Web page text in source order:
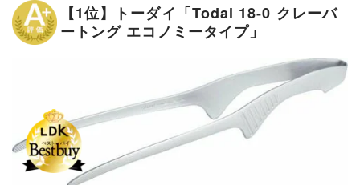
【1位】トーダイ「Todai 18-0 クレーバ
ートング エコノミータイプ」